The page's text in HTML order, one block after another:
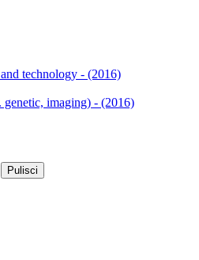
technology - (2016)
imaging) - (2016)
Pulisci